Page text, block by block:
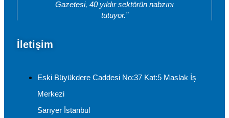
Gazetesi, 40 yıldır sektörün nabzını
tutuyor.”
İletişim
Eski Büyükdere Caddesi No:37 Kat:5 Maslak İş
Merkezi
Sarıyer İstanbul